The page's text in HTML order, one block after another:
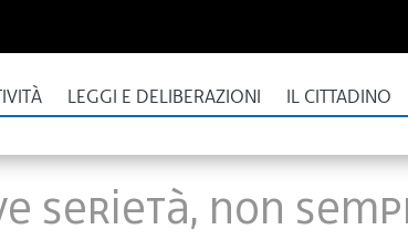
LEGGI E DELIBERAZIONI IL CITTADINO
SERIETÀ, NON